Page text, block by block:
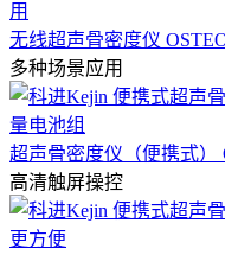
无线超声骨密度仪
多种场景应用
超声骨密度仪（便携式）
高清触屏操控